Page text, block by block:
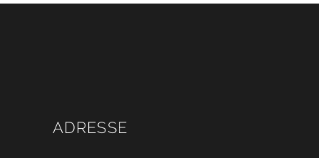
ADRESSE